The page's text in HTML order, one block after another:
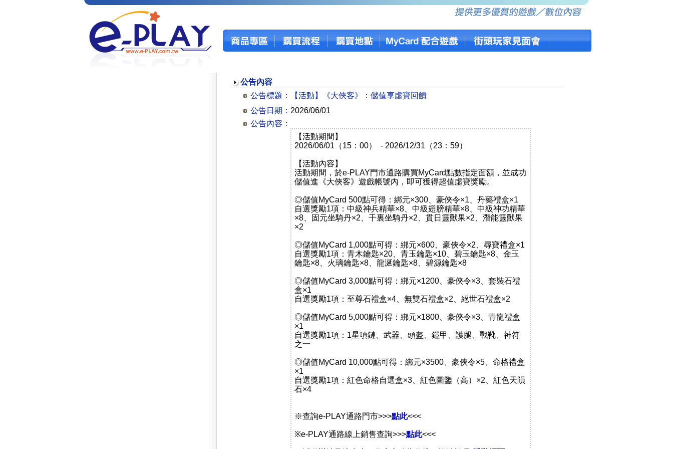
公告內容
公告標題：
【活動】《大俠客》：儲值享虛寶回饋
公告日期： 2026/06/01
公告內容：
【活動期間】
2026/06/01（15：00） - 2026/12/31（23：59）
【活動內容】
活動期間，於e-PLAY門市通路購買MyCard點數指定面額，並成功
儲值進《大俠客》遊戲帳號內，即可獲得超值虛寶獎勵。
◎儲值MyCard 500點可得：綁元×300、豪俠令×1、丹藥禮盒×1
自選獎勵1項：中級神兵精華×8、中級翅膀精華×8、中級神功精華
×8、固元坐騎丹×2、千裏坐騎丹×2、貫日靈獸果×2、潛能靈獸果
×2
◎儲值MyCard 1,000點可得：綁元×600、豪俠令×2、尋寶禮盒×1
自選獎勵1項：青木鑰匙×20、青玉鑰匙×10、碧玉鑰匙×8、金玉
鑰匙×8、火璃鑰匙×8、龍涎鑰匙×8、碧源鑰匙×8
◎儲值MyCard 3,000點可得：綁元×1200、豪俠令×3、套裝石禮
盒×1
自選獎勵1項：至尊石禮盒×4、無雙石禮盒×2、絕世石禮盒×2
◎儲值MyCard 5,000點可得：綁元×1800、豪俠令×3、青龍禮盒
×1
自選獎勵1項：1星項鏈、武器、頭盔、鎧甲、護腿、戰靴、神符
之一
◎儲值MyCard 10,000點可得：綁元×3500、豪俠令×5、命格禮盒
×1
自選獎勵1項：紅色命格自選盒×3、紅色圖鑒（高）×2、紅色天隕
石×4
※查詢e-PLAY通路門市>>>點此<<<
※e-PLAY通路線上銷售查詢>>>點此<<<